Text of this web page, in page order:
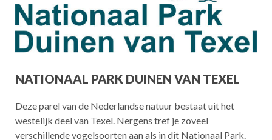
NATIONAAL PARK DUINEN VAN TEXEL
Deze parel van de Nederlandse natuur bestaat uit het
westelijk deel van Texel. Nergens tref je zoveel
verschillende vogelsoorten aan als in dit Nationaal Park.